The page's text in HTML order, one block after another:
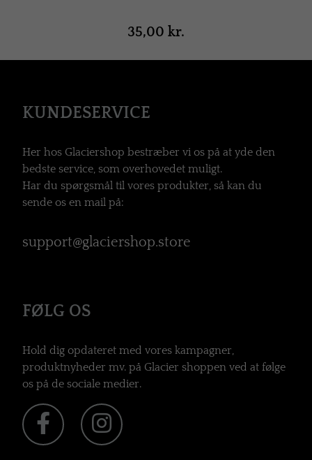
35,00 kr.
KUNDESERVICE
Her hos Glaciershop bestræber vi os på at yde den
bedste service, som overhovedet muligt.
Har du spørgsmål til vores produkter, så kan du
sende os en mail på:
support@glaciershop.store
FØLG OS
Hold dig opdateret med vores kampagner,
produktnyheder mv. på Glacier shoppen ved at følge
os på de sociale medier.